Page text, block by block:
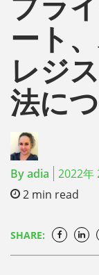
ート
レジ
法に
Byadia
2022年
2 min read
SHARE: